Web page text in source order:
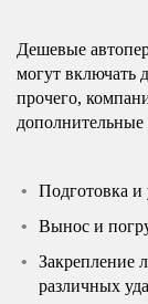
Дешевые
могут включать
прочего,
дополнительные
Подготовка и
Вынос и
Закрепление
различных